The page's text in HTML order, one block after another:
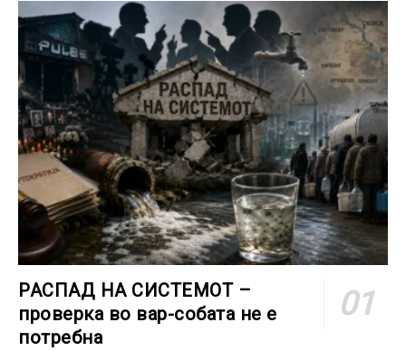
РАСПАД НА СИСТЕМОТ –
проверка во вар-собата не е
потребна